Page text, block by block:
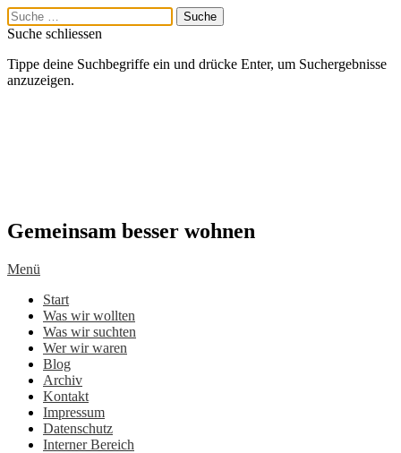
Suche schliessen
Tippe deine Suchbegriffe ein und drücke Enter, um Suchergebnisse
anzuzeigen.
Gemeinsam besser wohnen
Menü
Start
Was wir wollten
Was wir suchten
Wer wir waren
Blog
Archiv
Kontakt
Impressum
Datenschutz
Interner Bereich